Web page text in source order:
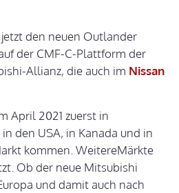
den neuen Outlander
der CMF-C-Plattform der
Allianz, die auch im Nissan
April 2021 zuerst in
den USA, in Kanada und in
kommen. WeitereMärkte
Ob der neue Mitsubishi
und damit auch nach